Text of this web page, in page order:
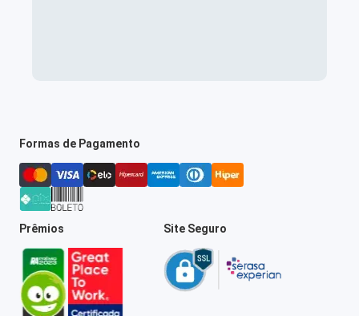
Formas de Pagamento
Prêmios Site Seguro